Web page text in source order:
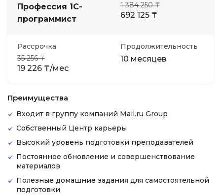
Профессия 1С-
программист
1 384 250 ₸
692 125 ₸
Рассрочка
35 256 ₸
19 226 ₸/мес
Продолжительность
10 месяцев
Преимущества
Входит в группу компаний Mail.ru Group
Собственный Центр карьеры
Высокий уровень подготовки преподавателей
Постоянное обновление и совершенствование
материалов
Полезные домашние задания для самостоятельной
подготовки